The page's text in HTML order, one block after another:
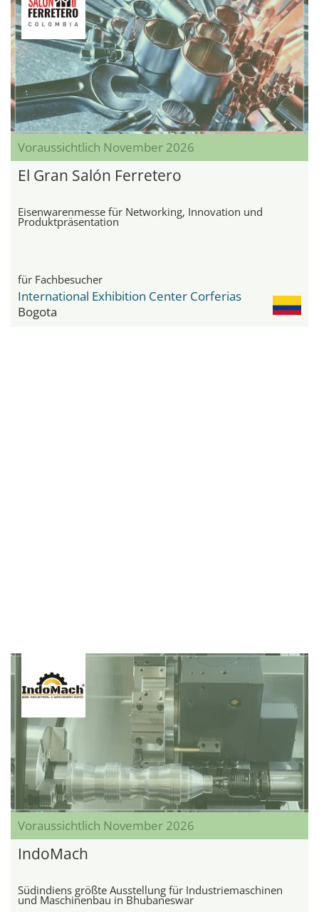
Voraussichtlich November 2026
El Gran Salón Ferretero
Eisenwarenmesse für Networking, Innovation und
Produktpräsentation
für Fachbesucher
International Exhibition Center Corferias
Bogota
Voraussichtlich November 2026
IndoMach
Südindiens größte Ausstellung für Industriemaschinen
und Maschinenbau in Bhubaneswar